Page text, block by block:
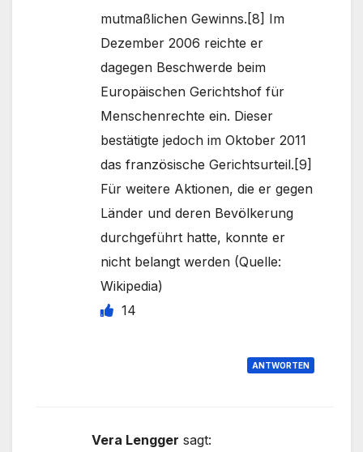
mutmaßlichen Gewinns.[8] Im
Dezember 2006 reichte er
dagegen Beschwerde beim
Europäischen Gerichtshof für
Menschenrechte ein. Dieser
bestätigte jedoch im Oktober 2011
das französische Gerichtsurteil.[9]
Für weitere Aktionen, die er gegen
Länder und deren Bevölkerung
durchgeführt hatte, konnte er
nicht belangt werden (Quelle:
Wikipedia)
14
ANTWORTEN
Vera Lengger sagt: